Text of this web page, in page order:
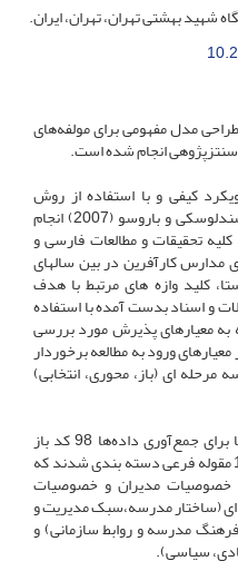
بهشتی تهران، تهران، ایران.
مدل مفهومی برای مولفه‌های
سنتزپژوهی انجام شده است.
کیفی و با استفاده از روش
فراترکیب با رویکرد هفت مرحله ای سندلوسکی و باروسو (2007) انجام
تحقیقات و مطالعات فارسی و
کارآفرین در بین سالهای
راستا، کلید وازه های مرتبط با هدف
و اسناد بدست آمده با استفاده
به معیارهای پذیرش مورد بررسی
29 مقاله که از معیارهای ورود به مطالعه برخوردار
ای (باز، محوری، انتخابی)
یافته‌ها: براساس نتایج تحلیل داده ها برای جمع‌آوری داده‌ها 98 کد باز
شناسایی شد که در 3 مقوله اصلی و 11 مقوله فرعی دسته بندی شدند که
خصوصیات مدیران و خصوصیات
(ساختار مدرسه،سبک مدیریت و
مدرسه و روابط سازمانی) و
سیاسی).